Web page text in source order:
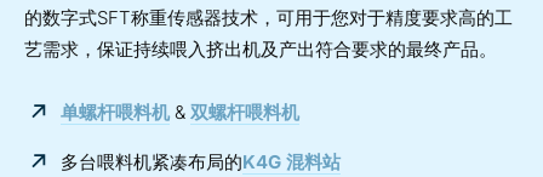
的数字式SFT称重传感器技术，可用于您对于精度要求高的工
艺需求，保证持续喂入挤出机及产出符合要求的最终产品。
单螺杆喂料机 &双螺杆喂料机
多台喂料机紧凑布局的K4G 混料站